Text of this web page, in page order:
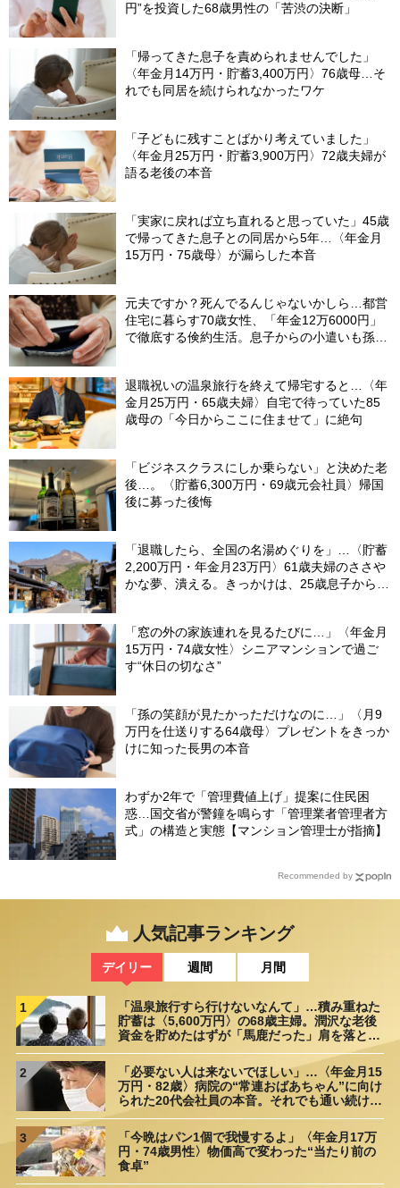
円”を投資した68歳男性の「苦渋の決断」
「帰ってきた息子を責められませんでした」
〈年金月14万円・貯蓄3,400万円〉76歳母…そ
れでも同居を続けられなかったワケ
「子どもに残すことばかり考えていました」
〈年金月25万円・貯蓄3,900万円〉72歳夫婦が
語る老後の本音
「実家に戻れば立ち直れると思っていた」45歳
で帰ってきた息子との同居から5年…〈年金月
15万円・75歳母〉が漏らした本音
元夫ですか？死んでるんじゃないかしら…都営
住宅に暮らす70歳女性、「年金12万6000円」
で徹底する倹約生活。息子からの小遣いも孫の
退職祝いの温泉旅行を終えて帰宅すると…〈年
金月25万円・65歳夫婦〉自宅で待っていた85
歳母の「今日からここに住ませて」に絶句
「ビジネスクラスにしか乗らない」と決めた老
後…。〈貯蓄6,300万円・69歳元会社員〉帰国
後に募った後悔
「退職したら、全国の名湯めぐりを」…〈貯蓄
2,200万円・年金月23万円〉61歳夫婦のささや
かな夢、潰える。きっかけは、25歳息子から届
「窓の外の家族連れを見るたびに…」〈年金月
15万円・74歳女性〉シニアマンションで過ご
す“休日の切なさ”
「孫の笑顔が見たかっただけなのに…」〈月9
万円を仕送りする64歳母〉プレゼントをきっか
けに知った長男の本音
わずか2年で「管理費値上げ」提案に住民困
惑…国交省が警鐘を鳴らす「管理業者管理者方
式」の構造と実態【マンション管理士が指摘】
Recommended by
人気記事ランキング
デイリー 週間 月間
1
「温泉旅行すら行けないなんて」…積み重ねた
貯蓄は〈5,600万円〉の68歳主婦。潤沢な老後
資金を貯めたはずが「馬鹿だった」肩を落とす
2
「必要ない人は来ないでほしい」…〈年金月15
万円・82歳〉病院の“常連おばあちゃん”に向け
られた20代会社員の本音。それでも通い続ける
3
「今晩はパン1個で我慢するよ」〈年金月17万
円・74歳男性〉物価高で変わった“当たり前の
食卓”